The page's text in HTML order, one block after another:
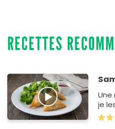
RECETTES
je